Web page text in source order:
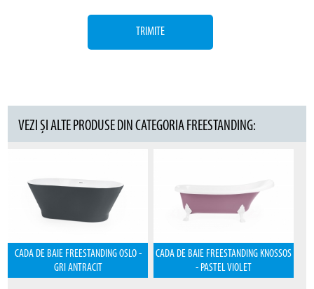
VEZI ȘI ALTE PRODUSE DIN CATEGORIA FREESTANDING:
CADA DE BAIE FREESTANDING OSLO -
GRI ANTRACIT
CADA DE BAIE FREESTANDING KNOSSOS
- PASTEL VIOLET